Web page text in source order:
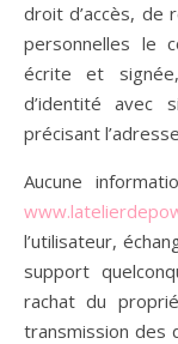
droit d’accès, de
personnelles le
écrite et
d’identité avec
précisant
Aucune
l’utilisateur,
support
rachat du
transmission des